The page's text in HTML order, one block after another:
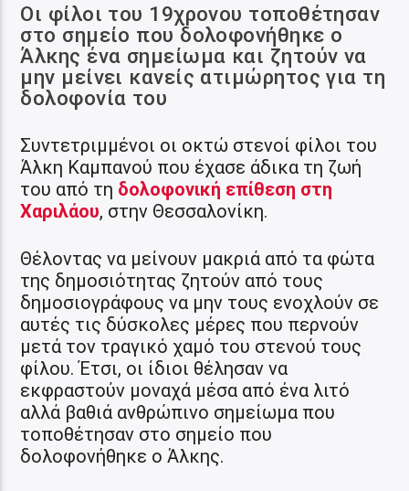
Οι φίλοι του 19χρονου τοποθέτησαν
στο σημείο που δολοφονήθηκε ο
Άλκης ένα σημείωμα και ζητούν να
μην μείνει κανείς ατιμώρητος για τη
δολοφονία του
Συντετριμμένοι οι οκτώ στενοί φίλοι του
Άλκη Καμπανού που έχασε άδικα τη ζωή
του από τη δολοφονική επίθεση στη
Χαριλάου, στην Θεσσαλονίκη.
Θέλοντας να μείνουν μακριά από τα φώτα
της δημοσιότητας ζητούν από τους
δημοσιογράφους να μην τους ενοχλούν σε
αυτές τις δύσκολες μέρες που περνούν
μετά τον τραγικό χαμό του στενού τους
φίλου. Έτσι, οι ίδιοι θέλησαν να
εκφραστούν μοναχά μέσα από ένα λιτό
αλλά βαθιά ανθρώπινο σημείωμα που
τοποθέτησαν στο σημείο που
δολοφονήθηκε ο Άλκης.